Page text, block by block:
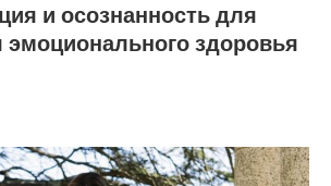
и осознанность для
эмоционального здоровья